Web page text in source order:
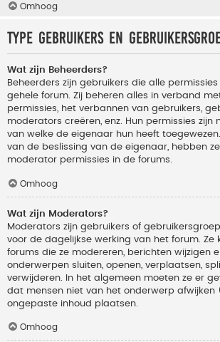
Omhoog
Type gebruikers en
Wat zijn Beheerders?
Beheerders zijn gebruikers die alle
gehele forum. Zij beheren alles in verband
permissies, het verbannen van gebruikers,
moderators creëren, enz. Hun permissies zijn
van welke de eigenaar hun heeft
van de beslissing van de eigenaar, hebben
moderator permissies in de forums.
Omhoog
Wat zijn Moderators?
Moderators zijn gebruikers of
voor de dagelijkse werking van het forum. Ze
forums die ze modereren, berichten wijzigen
onderwerpen sluiten, openen, verplaatsen,
verwijderen. In het algemeen moeten ze er
dat mensen niet van het onderwerp afwijken
ongepaste inhoud plaatsen.
Omhoog